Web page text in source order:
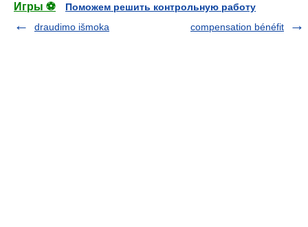
Игры ⚽
Поможем решить контрольную работу
draudimo išmoka
compensation bénéfit